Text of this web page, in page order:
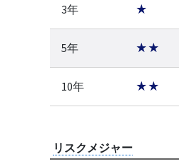
3年 ★
5年 ★★
10年 ★★
リスクメジャー